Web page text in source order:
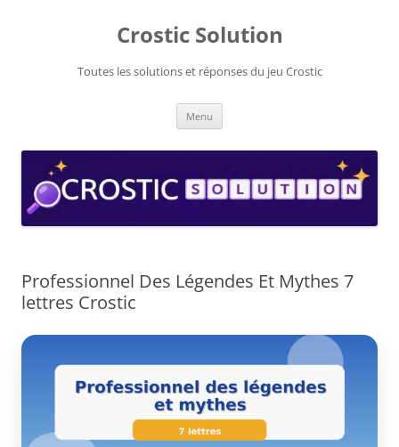
Crostic Solution
Toutes les solutions et réponses du jeu Crostic
Menu
Professionnel Des Légendes Et Mythes 7
lettres Crostic